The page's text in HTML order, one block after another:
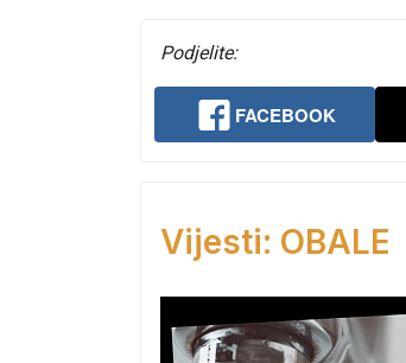
Podjelite:
FACEBOOK
Vijesti: OBALE